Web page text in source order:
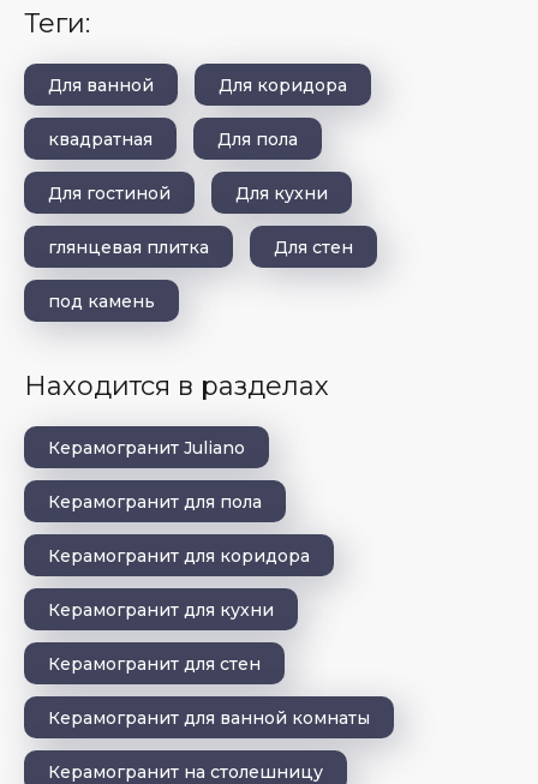
теги:
Для ванной Для коридора
квадратная Для пола
Для гостиной Для кухни
глянцевая плитка Для стен
под камень
Находится в разделах
Керамогранит Juliano
Керамогранит для пола
Керамогранит для коридора
Керамогранит для кухни
Керамогранит для стен
Керамогранит для ванной комнаты
Керамогранит на столешницу